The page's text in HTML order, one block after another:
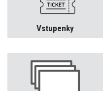
Vstupenky